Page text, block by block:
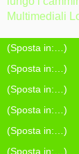
Multimediali